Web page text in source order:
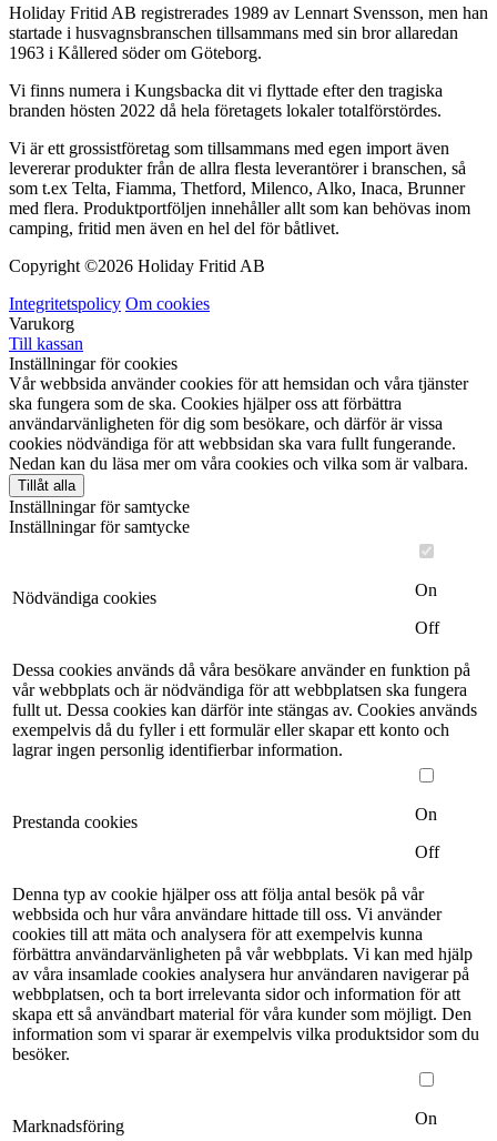
Holiday Fritid AB registrerades 1989 av Lennart Svensson, men han
startade i husvagnsbranschen tillsammans med sin bror allaredan
1963 i Kållered söder om Göteborg.
Vi finns numera i Kungsbacka dit vi flyttade efter den tragiska
branden hösten 2022 då hela företagets lokaler totalförstördes.
Vi är ett grossistföretag som tillsammans med egen import även
levererar produkter från de allra flesta leverantörer i branschen, så
som t.ex Telta, Fiamma, Thetford, Milenco, Alko, Inaca, Brunner
med flera. Produktportföljen innehåller allt som kan behövas inom
camping, fritid men även en hel del för båtlivet.
Copyright ©2026 Holiday Fritid AB
Integritetspolicy Om cookies
Varukorg
Till kassan
Inställningar för cookies
Vår webbsida använder cookies för att hemsidan och våra tjänster
ska fungera som de ska. Cookies hjälper oss att förbättra
användarvänligheten för dig som besökare, och därför är vissa
cookies nödvändiga för att webbsidan ska vara fullt fungerande.
Nedan kan du läsa mer om våra cookies och vilka som är valbara.
Tillåt alla
Inställningar för samtycke
Inställningar för samtycke
Nödvändiga cookies
On
Off
Dessa cookies används då våra besökare använder en funktion på
vår webbplats och är nödvändiga för att webbplatsen ska fungera
fullt ut. Dessa cookies kan därför inte stängas av. Cookies används
exempelvis då du fyller i ett formulär eller skapar ett konto och
lagrar ingen personlig identifierbar information.
Prestanda cookies
On
Off
Denna typ av cookie hjälper oss att följa antal besök på vår
webbsida och hur våra användare hittade till oss. Vi använder
cookies till att mäta och analysera för att exempelvis kunna
förbättra användarvänligheten på vår webbplats. Vi kan med hjälp
av våra insamlade cookies analysera hur användaren navigerar på
webbplatsen, och ta bort irrelevanta sidor och information för att
skapa ett så användbart material för våra kunder som möjligt. Den
information som vi sparar är exempelvis vilka produktsidor som du
besöker.
Marknadsföring On